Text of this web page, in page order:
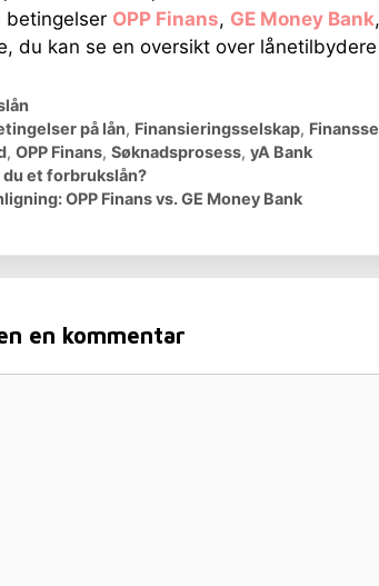
betingelser OPP Finans, GE Money Bank,
du kan se en oversikt over lånetilbydere
på lån, Finansieringsselskap,
, OPP Finans, Søknadsprosess, yA Bank
et forbrukslån?
OPP Finans vs. GE Money Bank
en kommentar